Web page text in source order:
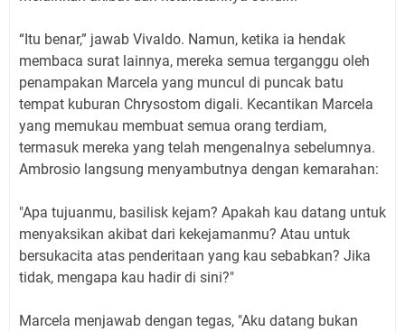
“Itu benar,” jawab Vivaldo. Namun, ketika ia hendak
membaca surat lainnya, mereka semua terganggu oleh
penampakan Marcela yang muncul di puncak batu
tempat kuburan Chrysostom digali. Kecantikan Marcela
yang memukau membuat semua orang terdiam,
termasuk mereka yang telah mengenalnya sebelumnya.
Ambrosio langsung menyambutnya dengan kemarahan:
"Apa tujuanmu, basilisk kejam? Apakah kau datang untuk
menyaksikan akibat dari kekejamanmu? Atau untuk
bersukacita atas penderitaan yang kau sebabkan? Jika
tidak, mengapa kau hadir di sini?"
Marcela menjawab dengan tegas, "Aku datang bukan